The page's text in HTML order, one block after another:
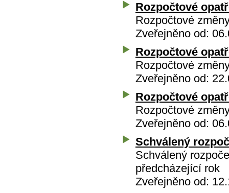
Rozpočtové
Rozpočtové
Zveřejněno od:
Rozpočtové
Rozpočtové
Zveřejněno od:
Rozpočtové
Rozpočtové
Zveřejněno od:
Schválený
Schválený
předcházející rok
Zveřejněno od: